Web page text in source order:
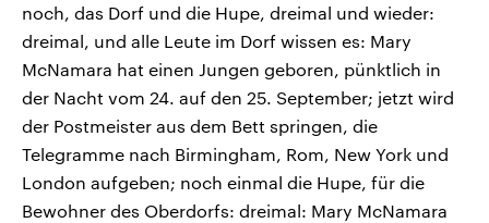
noch, das Dorf und die Hupe, dreimal und wieder:
dreimal, und alle Leute im Dorf wissen es: Mary
McNamara hat einen Jungen geboren, pünktlich in
der Nacht vom 24. auf den 25. September; jetzt wird
der Postmeister aus dem Bett springen, die
Telegramme nach Birmingham, Rom, New York und
London aufgeben; noch einmal die Hupe, für die
Bewohner des Oberdorfs: dreimal: Mary McNamara